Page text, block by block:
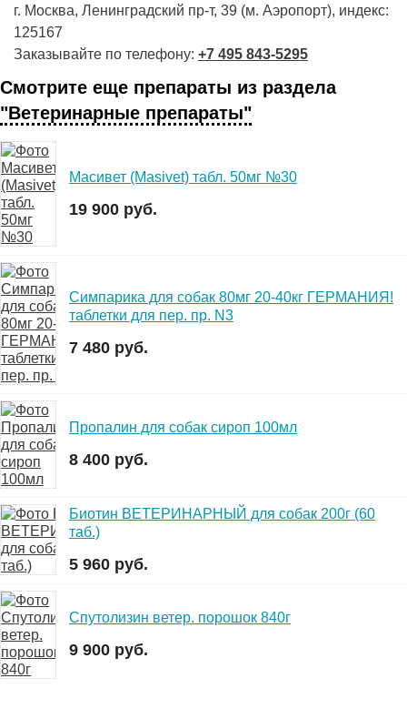
г. Москва, Ленинградский пр-т, 39 (м. Аэропорт), индекс:
125167
Заказывайте по телефону: +7 495 843-5295
Смотрите еще препараты из раздела
"Ветеринарные препараты"
Масивет (Masivet) табл. 50мг №30
19 900 руб.
Симпарика для собак 80мг 20-40кг ГЕРМАНИЯ!
таблетки для пер. пр. N3
7 480 руб.
Пропалин для собак сироп 100мл
8 400 руб.
Биотин ВЕТЕРИНАРНЫЙ для собак 200г (60
таб.)
5 960 руб.
Спутолизин ветер. порошок 840г
9 900 руб.